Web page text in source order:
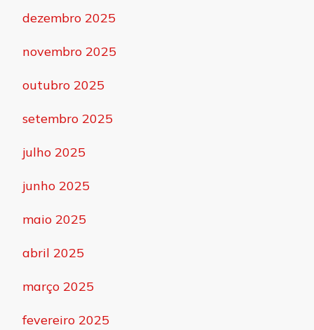
dezembro 2025
novembro 2025
outubro 2025
setembro 2025
julho 2025
junho 2025
maio 2025
abril 2025
março 2025
fevereiro 2025